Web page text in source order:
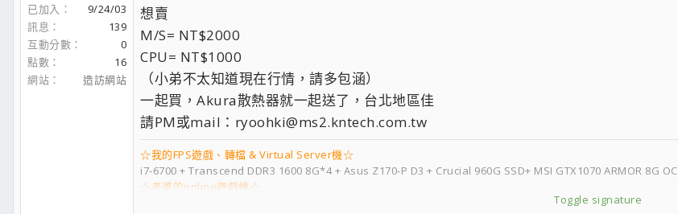
已加入
9/24/03
訊息
139
互動分數
0
點數
16
網站
造訪網站
想賣
M/S= NT$2000
CPU= NT$1000
（小弟不太知道現在行情，請多包涵）
一起買，Akura散熱器就一起送了，台北地區佳
請PM或mail：ryoohki@ms2.kntech.com.tw
Toggle signature
☆我的FPS遊戲、轉檔 & Virtual Server機☆
i7-6700 + Transcend DDR3 1600 8G*4 + Asus Z170-P D3 + Crucial 960G SSD+ MSI GTX1070 ARMOR 8G OC
☆老婆的online遊戲機☆
i3-4130 + Transcend DDR3 1333 4G*2 + MSI B85M-P33 V2 + Adata SP900 SSD 256G